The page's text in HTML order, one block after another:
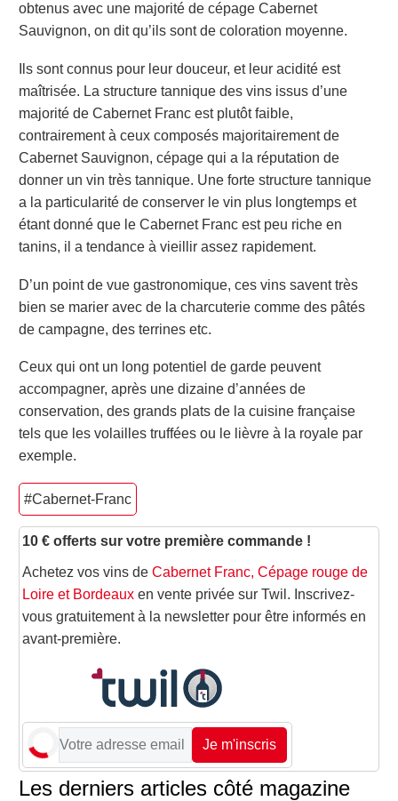
obtenus avec une majorité de cépage Cabernet
Sauvignon, on dit qu’ils sont de coloration moyenne.
Ils sont connus pour leur douceur, et leur acidité est
maîtrisée. La structure tannique des vins issus d’une
majorité de Cabernet Franc est plutôt faible,
contrairement à ceux composés majoritairement de
Cabernet Sauvignon, cépage qui a la réputation de
donner un vin très tannique. Une forte structure tannique
a la particularité de conserver le vin plus longtemps et
étant donné que le Cabernet Franc est peu riche en
tanins, il a tendance à vieillir assez rapidement.
D’un point de vue gastronomique, ces vins savent très
bien se marier avec de la charcuterie comme des pâtés
de campagne, des terrines etc.
Ceux qui ont un long potentiel de garde peuvent
accompagner, après une dizaine d’années de
conservation, des grands plats de la cuisine française
tels que les volailles truffées ou le lièvre à la royale par
exemple.
#Cabernet-Franc
10 € offerts sur votre première commande !
Achetez vos vins de Cabernet Franc, Cépage rouge de
Loire et Bordeaux en vente privée sur Twil. Inscrivez-
vous gratuitement à la newsletter pour être informés en
avant-première.
Je m'inscris
Les derniers articles côté magazine